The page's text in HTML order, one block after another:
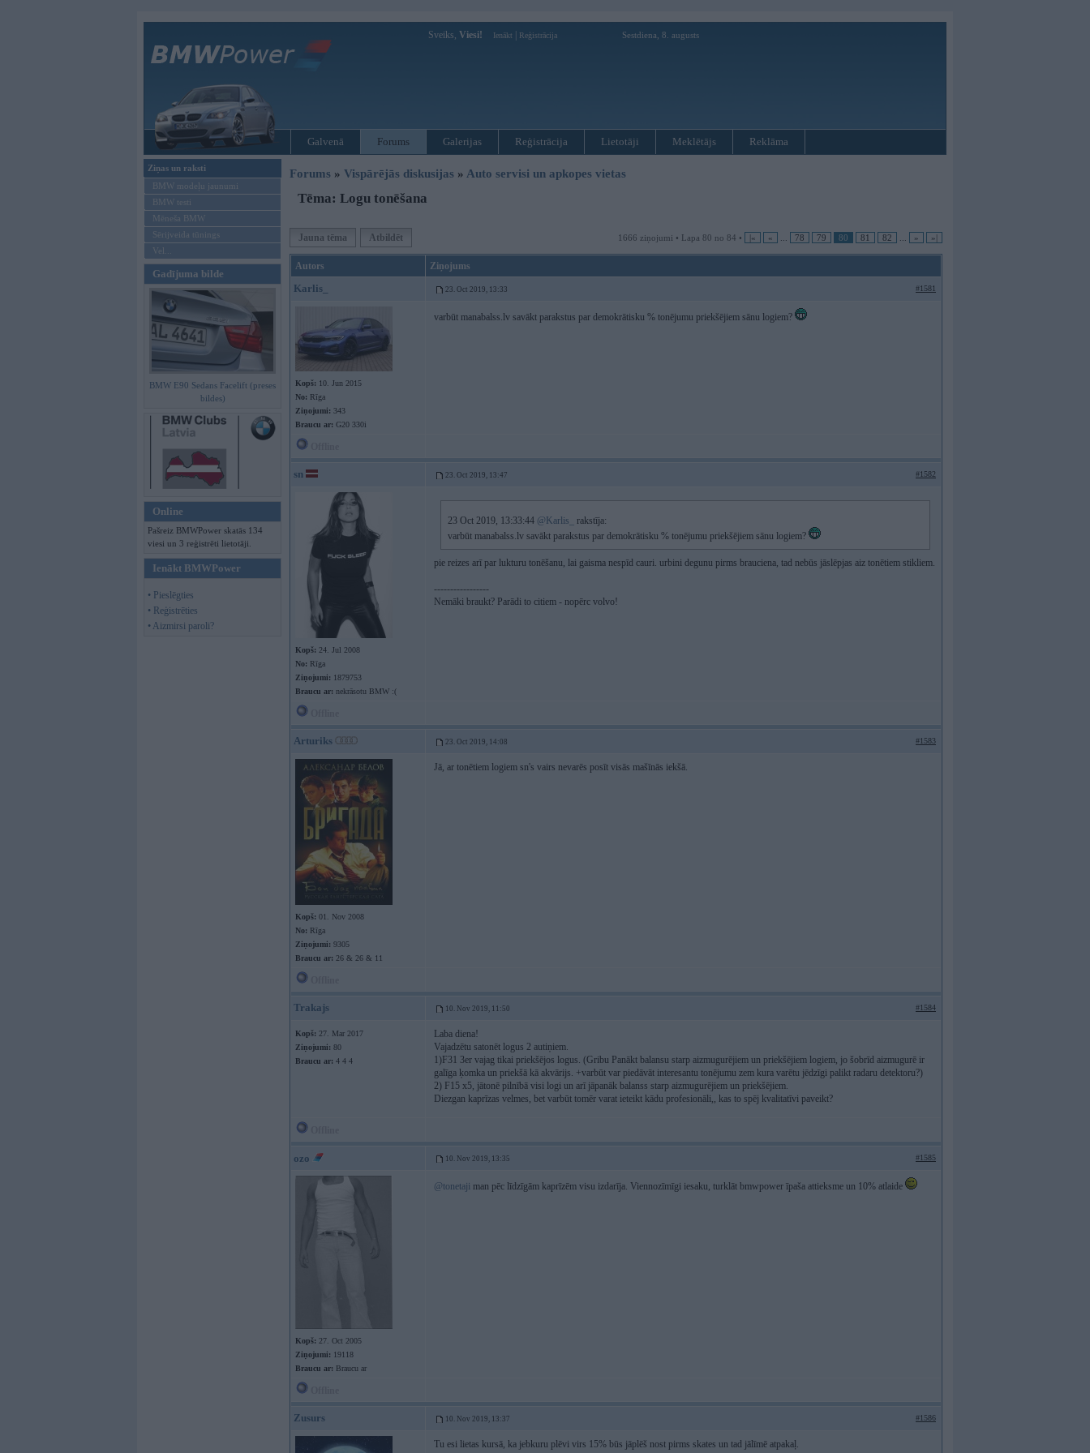
Sveiks, Viesi! Ienākt Reģistrācija Sestdiena, 8. augusts
Galvenā Forums Galerijas Reģistrācija Lietotāji Meklētājs Reklāma
Ziņas un raksti
BMW modeļu jaunumi
BMW testi
Mēneša BMW
Sērijveida tūnings
Vel...
Gadījuma bilde
BMW E90 Sedans Facelift (preses
bildes)
Online
Pašreiz BMWPower skatās 134
viesi un 3 reģistrēti lietotāji.
Ienākt BMWPower
• Pieslēgties
• Reģistrēties
• Aizmirsi paroli?
Forums » Vispārējās diskusijas » Auto servisi un apkopes vietas
Tēma: Logu tonēšana
Jauna tēma Atbildēt 1666 ziņojumi • Lapa 80 no 84 • |« « 78 79 80 81 82 » »|
Autors Ziņojums
Karlis_ 23. Oct 2019, 13:33 #1581
Kopš: 10. Jun 2015
No: Rīga
Ziņojumi: 343
Braucu ar: G20 330i
varbūt manabalss.lv savākt parakstus par demokrātisku % tonējumu priekšējiem sānu logiem?
sn 23. Oct 2019, 13:47 #1582
Kopš: 24. Jul 2008
No: Rīga
Ziņojumi: 1879753
Braucu ar: nekrāsotu BMW :(
23 Oct 2019, 13:33:44 @Karlis_
rakstīja:
varbūt manabalss.lv savākt parakstus par demokrātisku % tonējumu priekšējiem sānu logiem?
pie reizes arī par lukturu tonēšanu, lai gaisma nespīd cauri. urbini degunu pirms brauciena, tad nebūs jāslēpjas aiz tonētiem stikliem.
-----------------
Nemāki braukt? Parādi to citiem - nopērc volvo!
Arturiks 23. Oct 2019, 14:08 #1583
Kopš: 01. Nov 2008
No: Rīga
Ziņojumi: 9305
Braucu ar: 26 & 26 & 11
Jā, ar tonētiem logiem sn's vairs nevarēs posīt visās mašīnās iekšā.
Trakajs 10. Nov 2019, 11:50 #1584
Kopš: 27. Mar 2017
Ziņojumi: 80
Braucu ar: 4 4 4
Laba diena!
Vajadzētu satonēt logus 2 autiņiem.
1)F31 3er vajag tikai priekšējos logus. (Gribu Panākt balansu starp aizmugurējiem un priekšējiem logiem, jo šobrīd aizmugurē ir
galīga ķomka un priekšā kā akvārijs. +varbūt var piedāvāt interesantu tonējumu zem kura varētu jēdzīgi palikt radaru detektoru?)
2) F15 x5, jātonē pilnībā visi logi un arī jāpanāk balanss starp aizmugurējiem un priekšējiem.
Diezgan kaprīzas velmes, bet varbūt tomēr varat ieteikt kādu profesionāli,, kas to spēj kvalitatīvi paveikt?
ozo 10. Nov 2019, 13:35 #1585
Kopš: 27. Oct 2005
Ziņojumi: 19118
Braucu ar: Braucu ar
@tonetaji man pēc līdzīgām kaprīzēm visu izdarīja. Viennozīmīgi iesaku, turklāt bmwpower īpaša attieksme un 10% atlaide
Zusurs 10. Nov 2019, 13:37 #1586
Tu esi lietas kursā, ka jebkuru plēvi virs 15% būs jāplēš nost pirms skates un tad jālīmē atpakaļ.